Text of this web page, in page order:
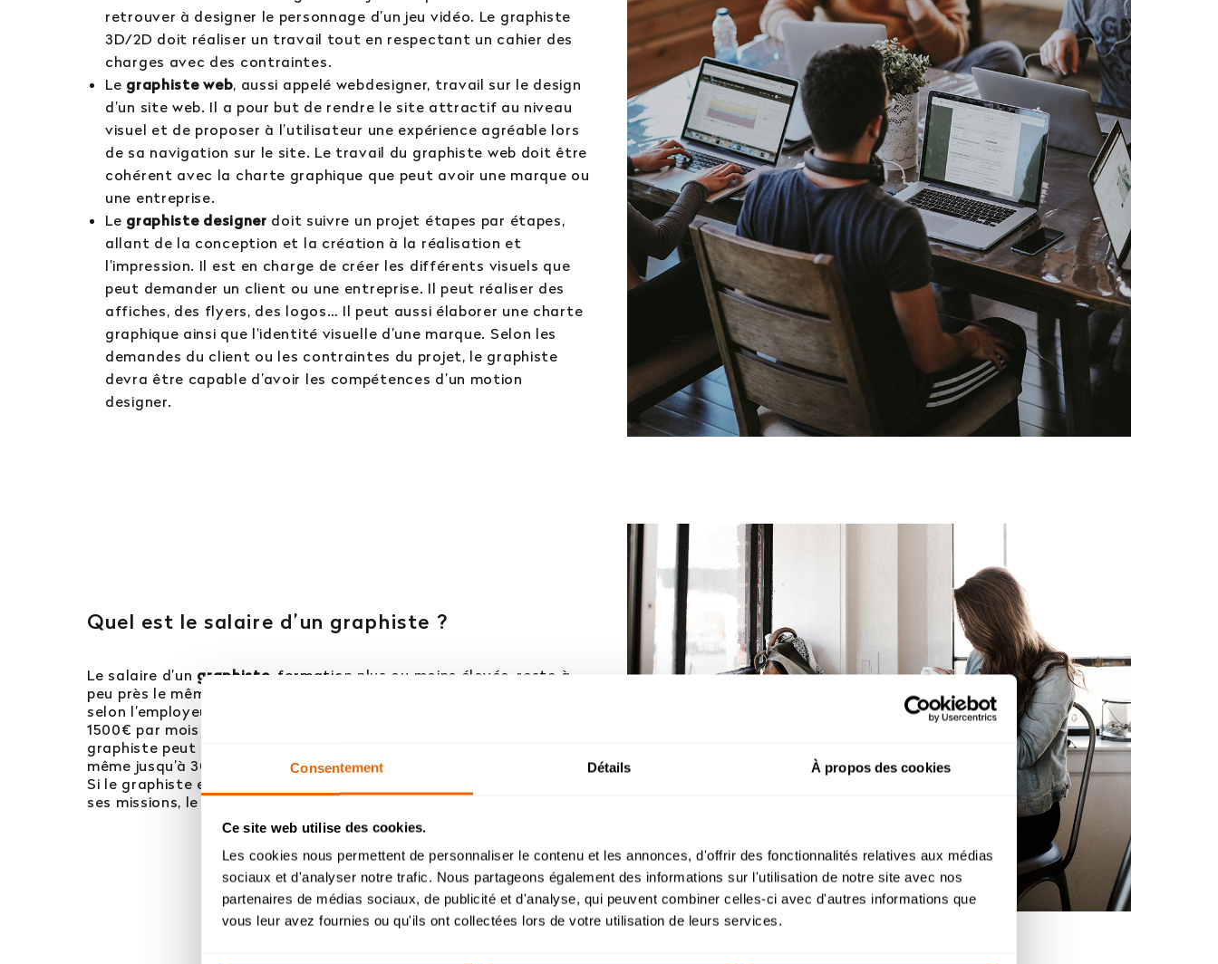
Consentement Détails À propos des cookies
Ce site web utilise des cookies.
Les cookies nous permettent de personnaliser le contenu et les annonces, d'offrir des fonctionnalités relatives aux médias
sociaux et d'analyser notre trafic. Nous partageons également des informations sur l'utilisation de notre site avec nos
partenaires de médias sociaux, de publicité et d'analyse, qui peuvent combiner celles-ci avec d'autres informations que
vous leur avez fournies ou qu'ils ont collectées lors de votre utilisation de leurs services.
retrouver à designer le personnage d’un jeu vidéo. Le graphiste
3D/2D doit réaliser un travail tout en respectant un cahier des
charges avec des contraintes.
Le graphiste web, aussi appelé webdesigner, travail sur le design
d’un site web. Il a pour but de rendre le site attractif au niveau
visuel et de proposer à l’utilisateur une expérience agréable lors
de sa navigation sur le site. Le travail du graphiste web doit être
cohérent avec la charte graphique que peut avoir une marque ou
une entreprise.
Le graphiste designer doit suivre un projet étapes par étapes,
allant de la conception et la création à la réalisation et
l’impression. Il est en charge de créer les différents visuels que
peut demander un client ou une entreprise. Il peut réaliser des
affiches, des flyers, des logos… Il peut aussi élaborer une charte
graphique ainsi que l’identité visuelle d’une marque. Selon les
demandes du client ou les contraintes du projet, le graphiste
devra être capable d’avoir les compétences d’un motion
designer.
Quel est le salaire d’un graphiste ?
Le salaire d’un graphiste, formation plus ou moins élevée, reste à
peu près le même selon le domaine, par contre, le salaire peut varier
selon l’employeur. Un graphiste tout juste diplômé peut gagner
1500€ par mois environ. En prenant de l’expérience, le salaire du
graphiste peut augmenter aux alentours de 2500€ mensuel voire
même jusqu’à 3000€ pour certains cas.
Si le graphiste est en freelance, son salaire est aussi variable selon
ses missions, le nombre de clients et sa réputation.
Bachelor Management Innovation et Humanités : reprise de
l’étude des dossiers de candidature à partir du 26 août.
Bachelor Design d’Espace et Prépa Architecture : dossiers de
candidatures étudiés durant l’été.